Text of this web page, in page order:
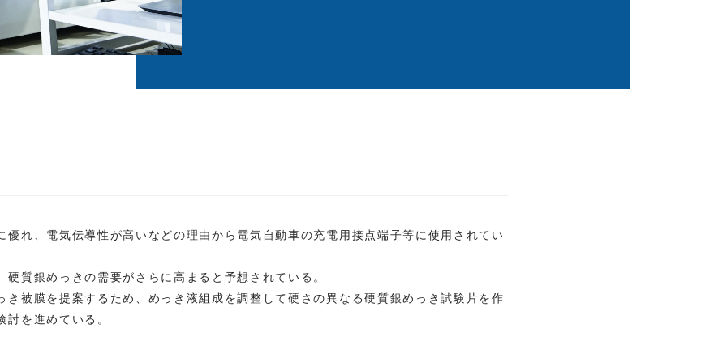
優れ、電気伝導性が高いなどの理由から電気自動車の充電用接点端子等に使用されてい
硬質銀めっきの需要がさらに高まると予想されている。
き被膜を提案するため、めっき液組成を調整して硬さの異なる硬質銀めっき試験片を作
を進めている。